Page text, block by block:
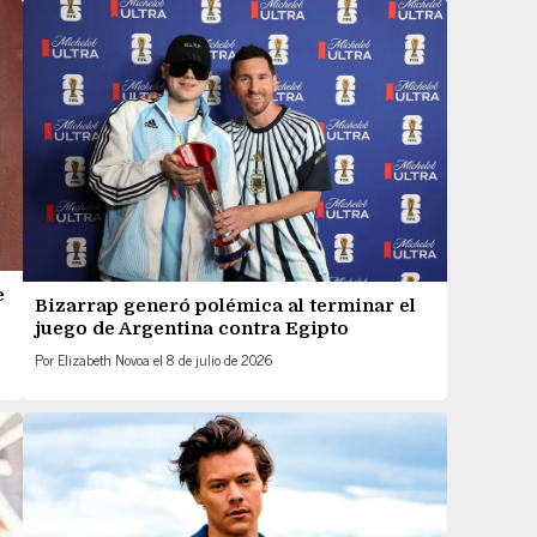
Bizarrap generó polémica al terminar el
juego de Argentina contra Egipto
Por Elizabeth Novoa el8 de julio de 2026